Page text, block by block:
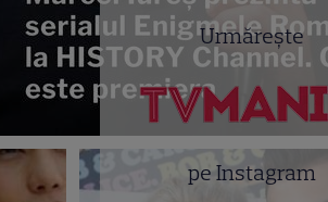
Urmărește
pe Instagram